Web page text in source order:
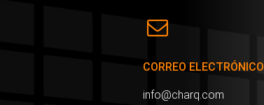
CORREO ELECTRÓNICO
info@charq.com